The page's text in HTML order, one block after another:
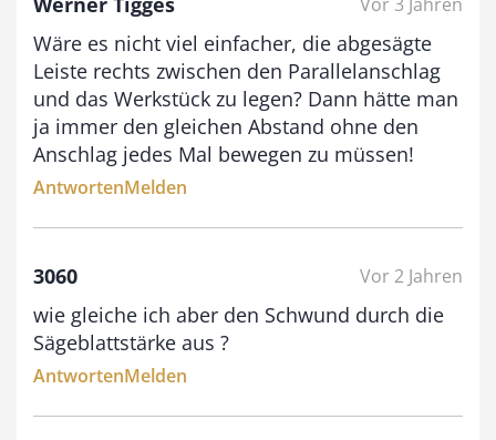
s
9
3
,
Wäre es nicht viel einfacher, die abgesägte
Leiste rechts zwischen den Parallelanschlag
und das Werkstück zu legen? Dann hätte man
ja immer den gleichen Abstand ohne den
Anschlag jedes Mal bewegen zu müssen!
AntwortenMelden
3060 Vor 2 Jahren
wie gleiche ich aber den Schwund durch die
Sägeblattstärke aus ?
AntwortenMelden